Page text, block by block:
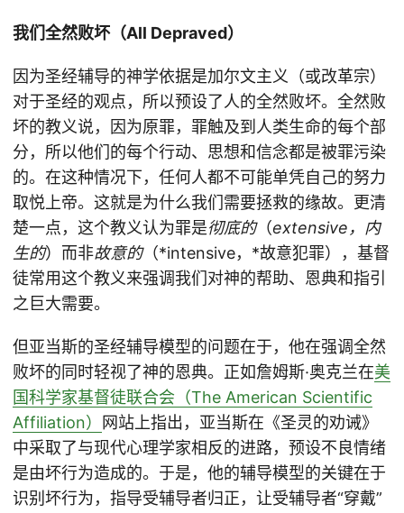
我们全然败坏（All Depraved）
因为圣经辅导的神学依据是加尔文主义（或改革宗）
对于圣经的观点，所以预设了人的全然败坏。全然败
坏的教义说，因为原罪，罪触及到人类生命的每个部
分，所以他们的每个行动、思想和信念都是被罪污染
的。在这种情况下，任何人都不可能单凭自己的努力
取悦上帝。这就是为什么我们需要拯救的缘故。更清
楚一点，这个教义认为罪是彻底的（extensive，内
生的）而非故意的（*intensive，*故意犯罪），基督
徒常用这个教义来强调我们对神的帮助、恩典和指引
之巨大需要。
但亚当斯的圣经辅导模型的问题在于，他在强调全然
败坏的同时轻视了神的恩典。正如詹姆斯·奥克兰在美
国科学家基督徒联合会（The American Scientific
Affiliation）
网站上指出，亚当斯在《圣灵的劝诫》
中采取了与现代心理学家相反的进路，预设不良情绪
是由坏行为造成的。于是，他的辅导模型的关键在于
识别坏行为，指导受辅导者归正，让受辅导者“穿戴”